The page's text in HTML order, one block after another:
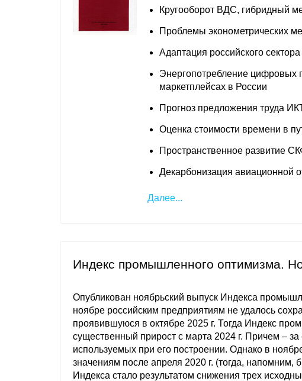
Кругооборот ВДС, гибридный
Проблемы эконометрических
Адаптация российского
Энергопотребление цифровых
маркетплейсах в России
Прогноз предложения труда
Оценка стоимости времени в
Пространственное развитие
Декарбонизация авиационной
Далее...
Индекс промышленного оптимизма.
Опубликован ноябрьский выпуск Индекса
ноябре российским предприятиям не удалось
проявившуюся в октябре 2025 г. Тогда Индекс
существенный прирост с марта 2024 г. Причем –
используемых при его построении. Однако в
значениям после апреля 2020 г. (тогда,
Индекса стало результатом снижения трех